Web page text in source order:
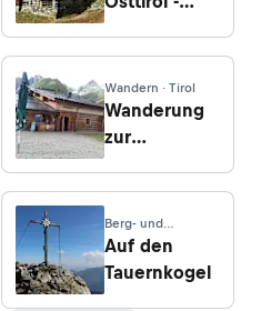
Eisseehütte -
Bonn-
Matreier-
Hütte
Wandern · Tirol
Wanderung
zur
von Maria
Schnee /
Virgen
Berg- und
Hochtouren · Tirol
Auf den
Tauernkogel